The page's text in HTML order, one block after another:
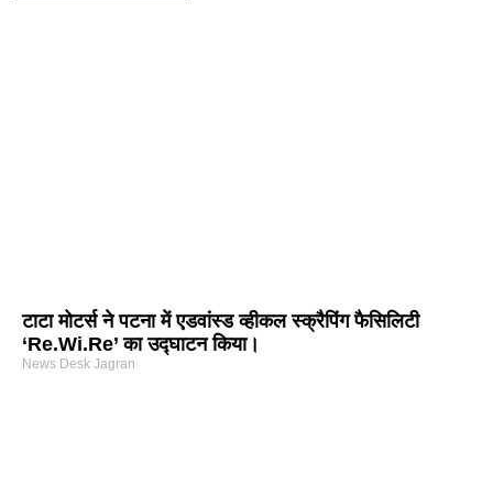
टाटा मोटर्स ने पटना में एडवांस्ड व्हीकल स्क्रैपिंग फैसिलिटी
‘Re.Wi.Re’ का उद्घाटन किया।
News Desk Jagran